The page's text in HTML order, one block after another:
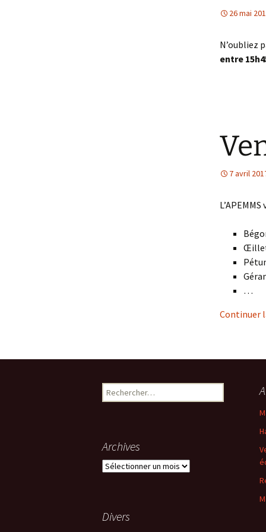
26 mai
N’oubliez
entre
7 avril
…
Continuer
Rechercher :
Archives
Archives
Divers